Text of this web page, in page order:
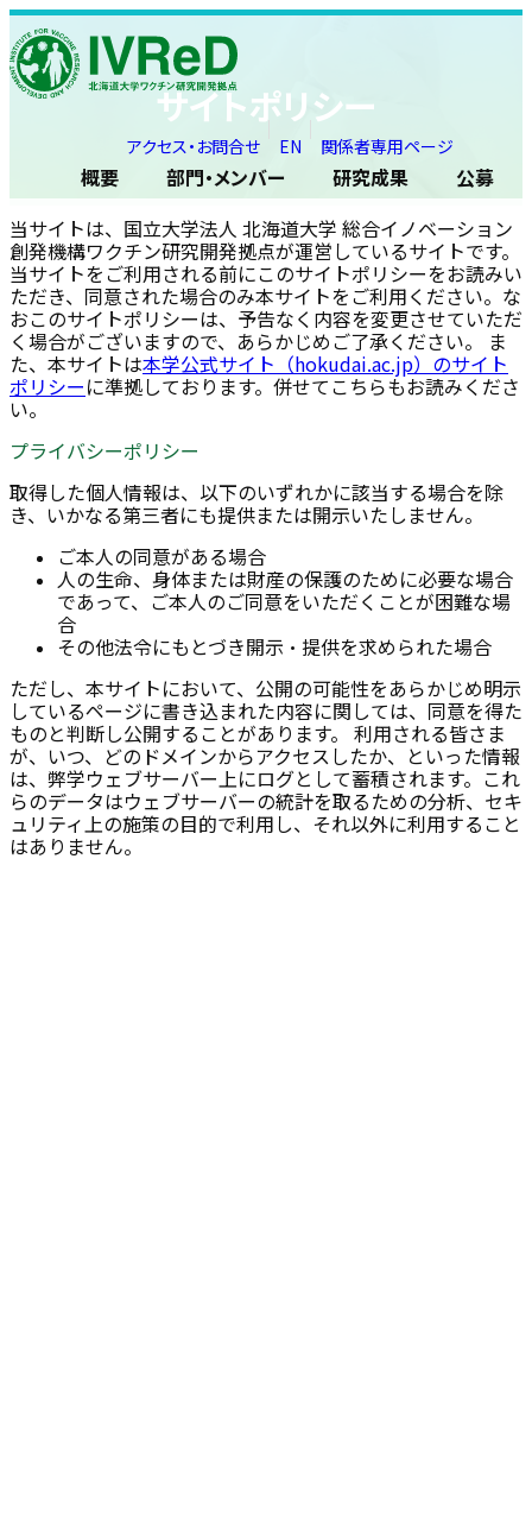
Skip to content
アクセス・お問合せ EN 関係者専用ページ
概要 部門・メンバー 研究成果 公募
サイトポリシー
当サイトは、国立大学法人 北海道大学 総合イノベーション
創発機構ワクチン研究開発拠点が運営しているサイトです。
当サイトをご利用される前にこのサイトポリシーをお読みい
ただき、同意された場合のみ本サイトをご利用ください。な
おこのサイトポリシーは、予告なく内容を変更させていただ
く場合がございますので、あらかじめご了承ください。 ま
た、本サイトは本学公式サイト（hokudai.ac.jp）のサイト
ポリシー に準拠しております。併せてこちらもお読みくださ
い。
プライバシーポリシー
取得した個人情報は、以下のいずれかに該当する場合を除
き、いかなる第三者にも提供または開示いたしません。
ご本人の同意がある場合
人の生命、身体または財産の保護のために必要な場合
であって、ご本人のご同意をいただくことが困難な場
合
その他法令にもとづき開示・提供を求められた場合
ただし、本サイトにおいて、公開の可能性をあらかじめ明示
しているページに書き込まれた内容に関しては、同意を得た
ものと判断し公開することがあります。 利用される皆さま
が、いつ、どのドメインからアクセスしたか、といった情報
は、弊学ウェブサーバー上にログとして蓄積されます。これ
らのデータはウェブサーバーの統計を取るための分析、セキ
ュリティ上の施策の目的で利用し、それ以外に利用すること
はありません。